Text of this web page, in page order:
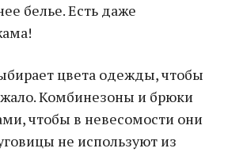
белье. Есть даже
цвета одежды, чтобы
Комбинезоны и брюки
чтобы в невесомости они
не используют из